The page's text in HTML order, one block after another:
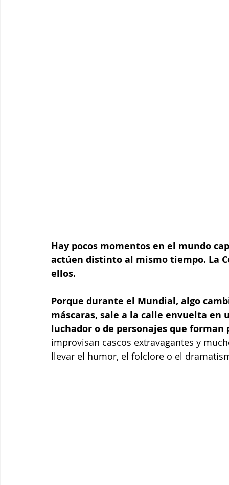
Hay pocos momentos en el mundo
actúen distinto al mismo tiempo. La
ellos.
Porque durante el Mundial, algo
máscaras, sale a la calle envuelta
luchador o de personajes que
improvisan cascos extravagantes y
llevar el humor, el folclore o el